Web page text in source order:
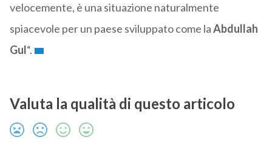
velocemente, è una situazione naturalmente
spiacevole per un paese sviluppato come laAbdullah
Gul“.
Valuta la qualità di questo articolo